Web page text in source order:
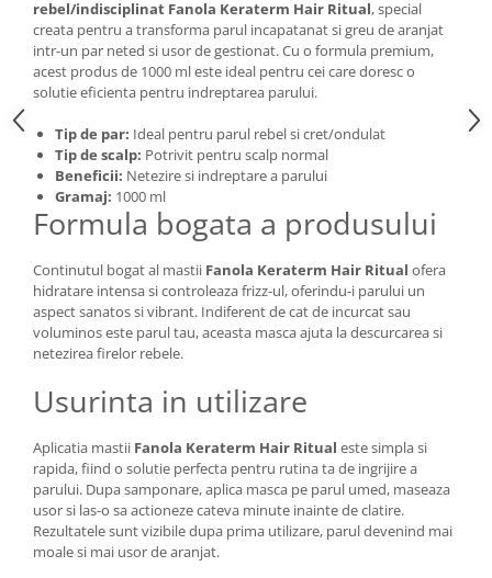
rebel/indisciplinat Fanola Keraterm Hair Ritual, special
creata pentru a transforma parul incapatanat si greu de aranjat
intr-un par neted si usor de gestionat. Cu o formula premium,
acest produs de 1000 ml este ideal pentru cei care doresc o
solutie eficienta pentru indreptarea parului.
Tip de par: Ideal pentru parul rebel si cret/ondulat
Tip de scalp: Potrivit pentru scalp normal
Beneficii: Netezire si indreptare a parului
Gramaj: 1000 ml
Formula bogata a produsului
Continutul bogat al mastii Fanola Keraterm Hair Ritual ofera
hidratare intensa si controleaza frizz-ul, oferindu-i parului un
aspect sanatos si vibrant. Indiferent de cat de incurcat sau
voluminos este parul tau, aceasta masca ajuta la descurcarea si
netezirea firelor rebele.
Usurinta in utilizare
Aplicatia mastii Fanola Keraterm Hair Ritual este simpla si
rapida, fiind o solutie perfecta pentru rutina ta de ingrijire a
parului. Dupa samponare, aplica masca pe parul umed, maseaza
usor si las-o sa actioneze cateva minute inainte de clatire.
Rezultatele sunt vizibile dupa prima utilizare, parul devenind mai
moale si mai usor de aranjat.